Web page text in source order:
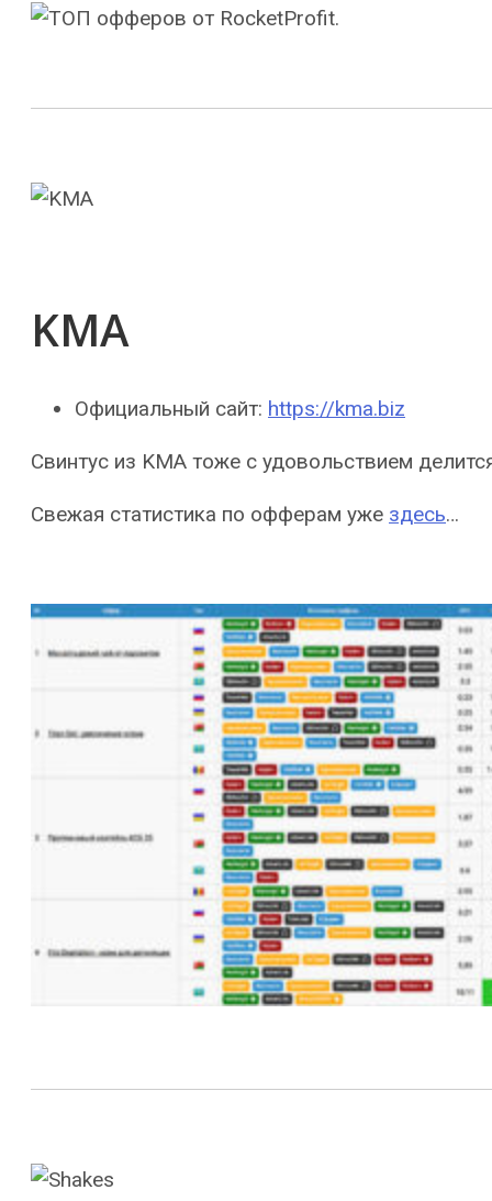
KMA
Официальный сайт: https://kma.biz
Свинтус из KMA тоже с удовольствием
Свежая статистика по офферам уже здесь…